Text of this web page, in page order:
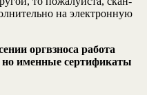
на электронную
оргвзноса работа
но именные сертификаты